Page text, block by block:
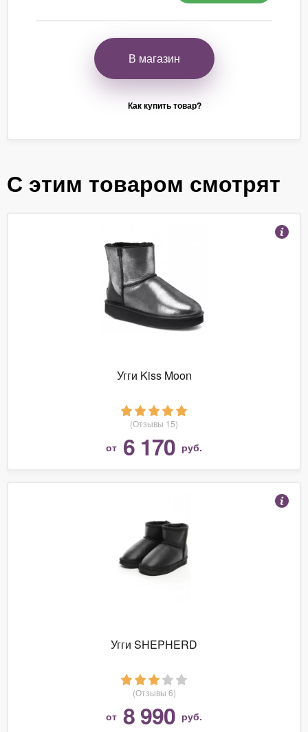
В магазин
Как купить товар?
С этим товаром смотрят
Угги Kiss Moon
(Отзывы 15)
от 6 170 руб.
Угги SHEPHERD
(Отзывы 6)
от 8 990 руб.